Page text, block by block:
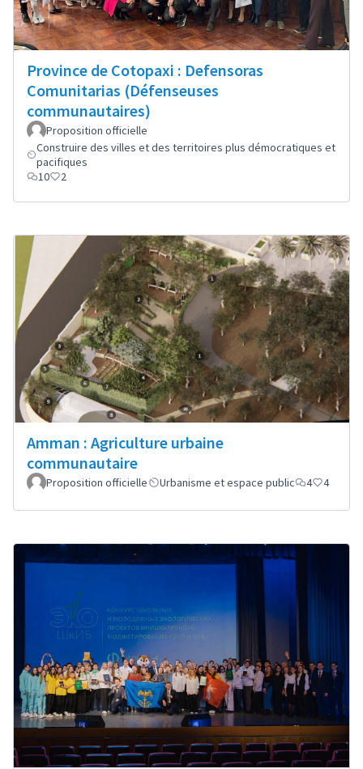
Province de Cotopaxi : Defensoras
Comunitarias (Défenseuses
communautaires)
Proposition officielle
Construire des villes et des territoires plus démocratiques et
pacifiques
10
2
Amman : Agriculture urbaine
communautaire
Proposition officielle Urbanisme et espace public 4 4